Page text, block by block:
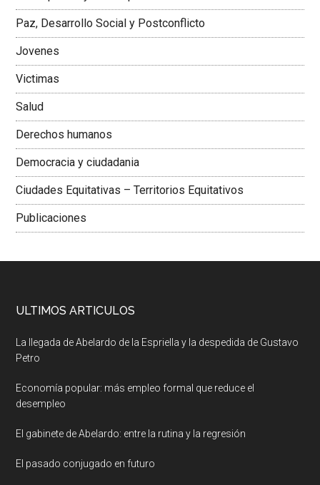
Colombiana
Paz, Desarrollo Social y Postconflicto
Jovenes
Victimas
Salud
Derechos humanos
Democracia y ciudadania
Ciudades Equitativas – Territorios Equitativos
Publicaciones
ULTIMOS ARTICULOS
La llegada de Abelardo de la Espriella y la despedida de Gustavo
Petro
Economía popular: más empleo formal que reduce el
desempleo
El gabinete de Abelardo: entre la rutina y la regresión
El pasado conjugado en futuro